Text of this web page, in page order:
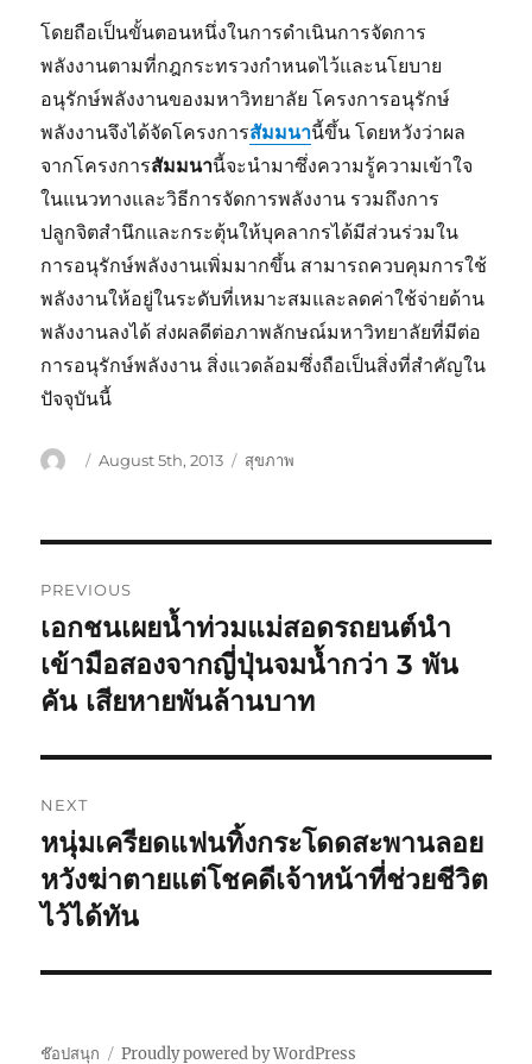
โดยถือเป็นขั้นตอนหนึ่งในการดำเนินการจัดการ
พลังงานตามที่กฎกระทรวงกำหนดไว้และนโยบาย
อนุรักษ์พลังงานของมหาวิทยาลัย โครงการอนุรักษ์
พลังงานจึงได้จัดโครงการสัมมนานี้ขึ้น โดยหวังว่าผล
จากโครงการสัมมนานี้จะนำมาซึ่งความรู้ความเข้าใจ
ในแนวทางและวิธีการจัดการพลังงาน รวมถึงการ
ปลูกจิตสำนึกและกระตุ้นให้บุคลากรได้มีส่วนร่วมใน
การอนุรักษ์พลังงานเพิ่มมากขึ้น สามารถควบคุมการใช้
พลังงานให้อยู่ในระดับที่เหมาะสมและลดค่าใช้จ่ายด้าน
พลังงานลงได้ ส่งผลดีต่อภาพลักษณ์มหาวิทยาลัยที่มีต่อ
การอนุรักษ์พลังงาน สิ่งแวดล้อมซึ่งถือเป็นสิ่งที่สำคัญใน
ปัจจุบันนี้
Author
Posted
August 5th, 2013 Categories
สุขภาพ
navigation
PREVIOUS
Previous
post:
เอกชนเผยน้ำท่วมแม่สอดรถยนต์นำ
เข้ามือสองจากญี่ปุ่นจมน้ำกว่า 3 พัน
คัน เสียหายพันล้านบาท
NEXT
Next
post:
หนุ่มเครียดแฟนทิ้งกระโดดสะพานลอย
หวังฆ่าตายแต่โชคดีเจ้าหน้าที่ช่วยชีวิต
ไว้ได้ทัน
ช๊อปสนุก Proudly powered by WordPress